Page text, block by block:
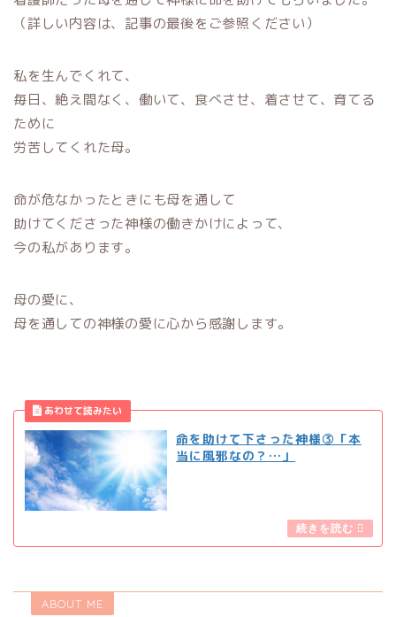
（詳しい内容は、記事の最後をご参照ください）
私を生んでくれて、
毎日、絶え間なく、働いて、食べさせ、着させて、育てる
ために
労苦してくれた母。
命が危なかったときにも母を通して
助けてくださった神様の働きかけによって、
今の私があります。
母の愛に、
母を通しての神様の愛に心から感謝します。
命を助けて下さった神様③「本
当に風邪なの？…」
ABOUT ME